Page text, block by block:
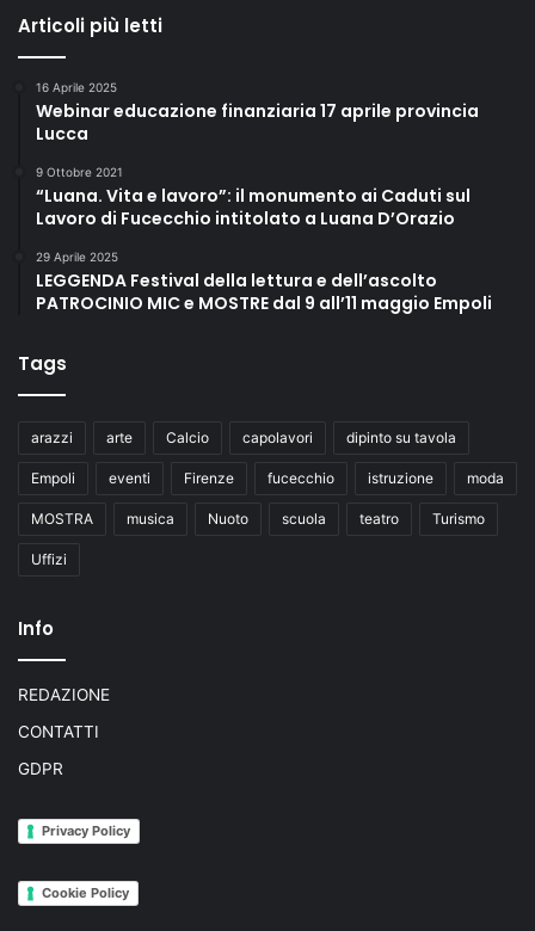
Articoli più letti
16 Aprile 2025
Webinar educazione finanziaria 17 aprile provincia
Lucca
9 Ottobre 2021
“Luana. Vita e lavoro”: il monumento ai Caduti sul
Lavoro di Fucecchio intitolato a Luana D’Orazio
29 Aprile 2025
LEGGENDA Festival della lettura e dell’ascolto
PATROCINIO MIC e MOSTRE dal 9 all’11 maggio Empoli
Tags
arazzi arte Calcio capolavori dipinto su tavola
Empoli eventi Firenze fucecchio istruzione moda
MOSTRA musica Nuoto scuola teatro Turismo
Uffizi
Info
REDAZIONE
CONTATTI
GDPR
Privacy Policy
Cookie Policy